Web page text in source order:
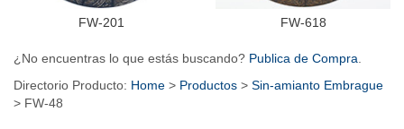
FW-201 FW-618
¿No encuentras lo que estás buscando? Publica de Compra
Directorio Producto: Home > Productos > Sin-amianto Embrague
> FW-48